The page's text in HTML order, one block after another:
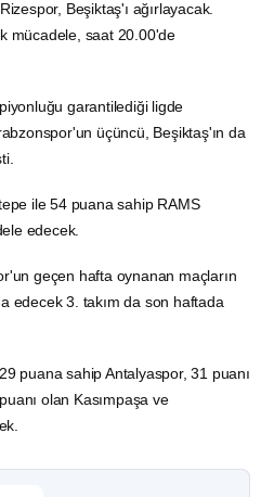
Rizespor, Beşiktaş'ı ağırlayacak.
mücadele, saat 20.00'de
garantilediği ligde
üçüncü, Beşiktaş'ın da
ile 54 puana sahip RAMS
edecek.
geçen hafta oynanan maçların
edecek 3. takım da son haftada
puana sahip Antalyaspor, 31 puanı
olan Kasımpaşa ve